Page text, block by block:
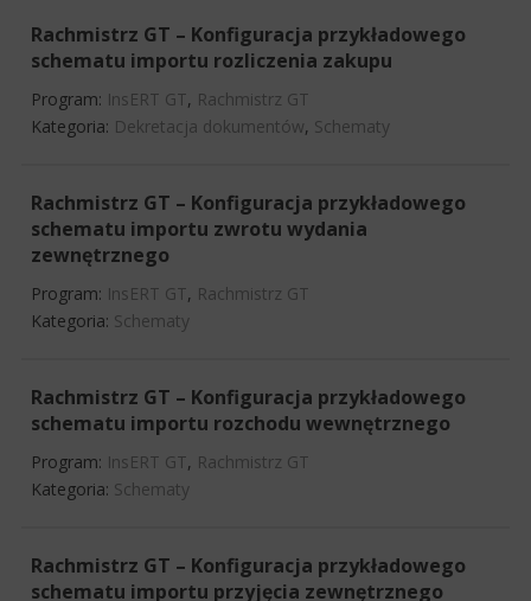
Rachmistrz GT – Konfiguracja przykładowego
schematu importu rozliczenia zakupu
Program: InsERT GT, Rachmistrz GT
Kategoria: Dekretacja dokumentów, Schematy
Rachmistrz GT – Konfiguracja przykładowego
schematu importu zwrotu wydania
zewnętrznego
Program: InsERT GT, Rachmistrz GT
Kategoria: Schematy
Rachmistrz GT – Konfiguracja przykładowego
schematu importu rozchodu wewnętrznego
Program: InsERT GT, Rachmistrz GT
Kategoria: Schematy
Rachmistrz GT – Konfiguracja przykładowego
schematu importu przyjęcia zewnętrznego